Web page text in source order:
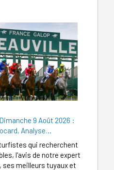
9 Août 2026 :
Analyse…
qui recherchent
l'avis de notre expert
meilleurs tuyaux et